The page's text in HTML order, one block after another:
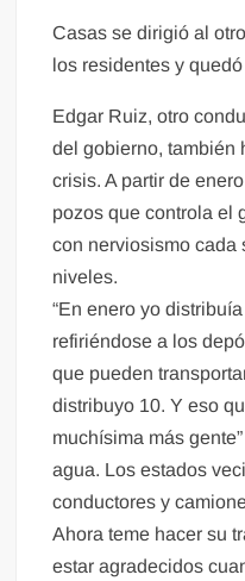
Casas se dirigió al
los residentes y
Edgar Ruiz, otro
del gobierno, también
crisis. A partir de
pozos que controla el
con nerviosismo cada
niveles.
“En enero yo
refiriéndose a los
que pueden
distribuyo 10. Y eso
muchísima más
agua. Los estados
conductores y
Ahora teme hacer su
estar agradecidos